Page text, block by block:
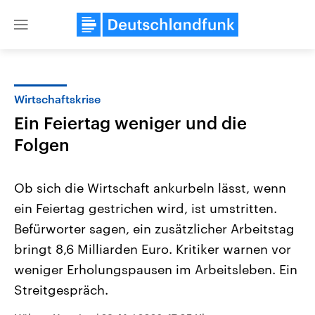
Close
Landtagswahl Sachsen-Anhalt
2026
Alle Informationen
Sachsen-Anhalt wählt am 6.
September 2026 einen neuen
Bundesland von einer Koalition aus
USA
Aktuelle Beiträge,
Hintergründe
mit großem Einfluss auf
Wirtschaftskrise
Ein Feiertag weniger und die
Folgen
Ob sich die Wirtschaft ankurbeln lässt, wenn
ein Feiertag gestrichen wird, ist umstritten.
Befürworter sagen, ein zusätzlicher Arbeitstag
bringt 8,6 Milliarden Euro. Kritiker warnen vor
weniger Erholungspausen im Arbeitsleben. Ein
Streitgespräch.